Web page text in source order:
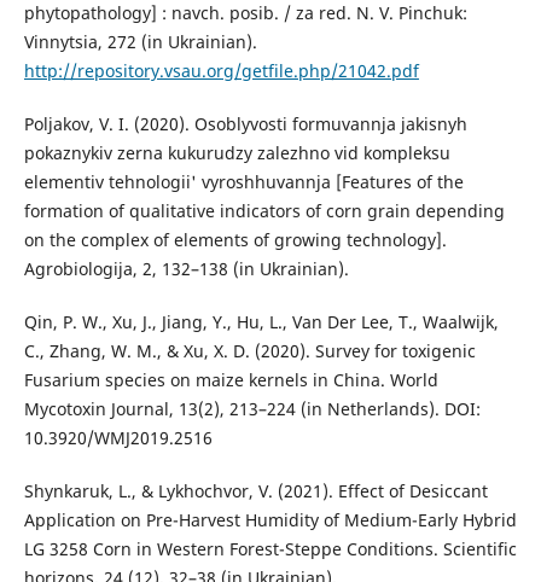
phytopathology] : navch. posib. / za red. N. V. Pinchuk:
Vinnytsia, 272 (in Ukrainian).
http://repository.vsau.org/getfile.php/21042.pdf
Poljakov, V. I. (2020). Osoblyvosti formuvannja jakisnyh
pokaznykiv zerna kukurudzy zalezhno vid kompleksu
elementiv tehnologii' vyroshhuvannja [Features of the
formation of qualitative indicators of corn grain depending
on the complex of elements of growing technology].
Agrobiologija, 2, 132–138 (in Ukrainian).
Qin, P. W., Xu, J., Jiang, Y., Hu, L., Van Der Lee, T., Waalwijk,
C., Zhang, W. M., & Xu, X. D. (2020). Survey for toxigenic
Fusarium species on maize kernels in China. World
Mycotoxin Journal, 13(2), 213–224 (in Netherlands). DOI:
10.3920/WMJ2019.2516
Shynkaruk, L., & Lykhochvor, V. (2021). Effect of Desiccant
Application on Pre-Harvest Humidity of Medium-Early Hybrid
LG 3258 Corn in Western Forest-Steppe Conditions. Scientific